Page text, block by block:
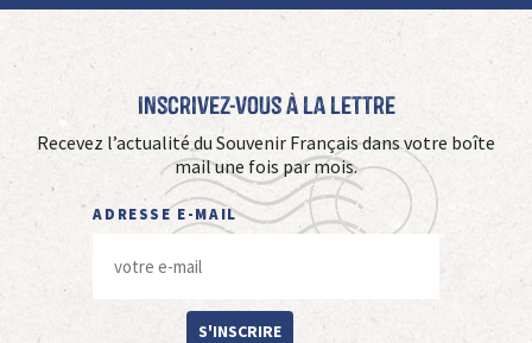
Inscrivez-vous à La Lettre
Recevez l’actualité du Souvenir Français dans votre boîte
mail une fois par mois.
ADRESSE E-MAIL
S'INSCRIRE